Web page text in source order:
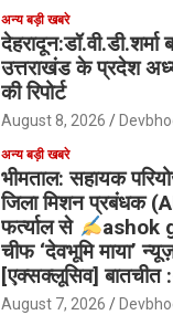
अन्य बड़ी खबरे
उत्तराखंड के प्रदेश
की रिपोर्ट
August 8, 2026
अन्य बड़ी खबरे
भीमताल: सहायक
जिला मिशन प्रबंधक
फर्त्याल से
ashok
चीफ ‘देवभूमि माया’
[एक्सक्लूसिव] बातचीत
August 7, 2026